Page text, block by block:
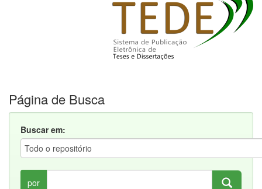
Página de Busca
Buscar em:
por